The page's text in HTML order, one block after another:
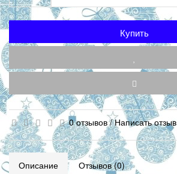
Купить
0 отзывов/Написать отзыв
Описание Отзывов (0)